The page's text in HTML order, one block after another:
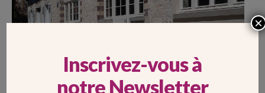
Inscrivez-vous à
notre Newsletter
×